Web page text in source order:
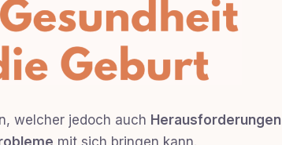
welcher jedoch auch Herausforderungen
mit sich bringen kann.